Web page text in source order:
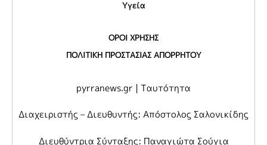
Υγεία
ΟΡΟΙ ΧΡΗΣΗΣ
ΠΟΛΙΤΙΚΗ ΠΡΟΣΤΑΣΙΑΣ ΑΠΟΡΡΗΤΟΥ
pyrranews.gr | Ταυτότητα
Διαχειριστής – Διευθυντής: Απόστολος Σαλονικίδης
Διευθύντρια Σύνταξης: Παναγιώτα Σούγια